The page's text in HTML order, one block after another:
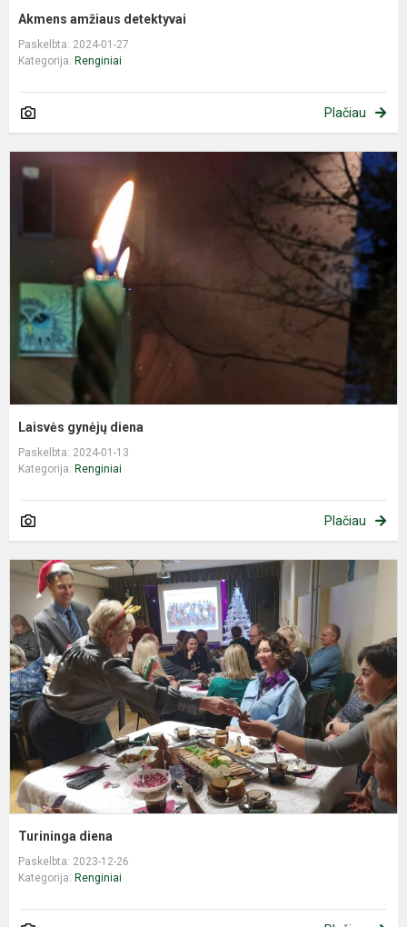
Akmens amžiaus detektyvai
Paskelbta: 2024-01-27
Kategorija: Renginiai
Plačiau
Laisvės gynėjų diena
Paskelbta: 2024-01-13
Kategorija: Renginiai
Plačiau
Turininga diena
Paskelbta: 2023-12-26
Kategorija: Renginiai